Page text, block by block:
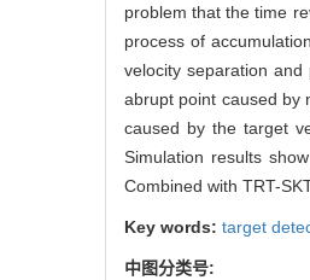
problem that the time
process of
velocity separation
abrupt point caused by
caused by the target
Simulation results
Combined with TRT-
Key words: target
中图分类号: